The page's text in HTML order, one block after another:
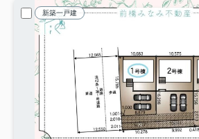
新築一戸建